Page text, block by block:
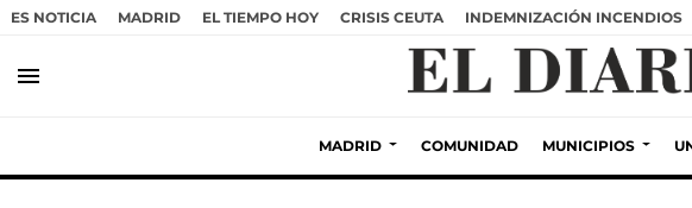
ES NOTICIA MADRID EL TIEMPO HOY CRISIS CEUTA INDEMNIZACIÓN INCENDIOS
menu
MADRID COMUNIDAD MUNICIPIOS